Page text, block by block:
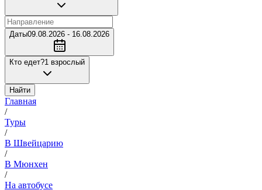
Даты09.08.2026 - 16.08.2026
Кто едет?1 взрослый
Найти
Главная
/
Туры
/
В Швейцарию
/
В Мюнхен
/
На автобусе